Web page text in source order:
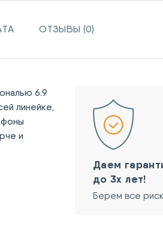
ОТЗЫВЫ (0)
6.9
линейке,
и
Даем
до 3х лет!
Берем все